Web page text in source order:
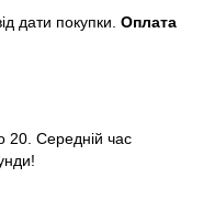
дати покупки. Оплата
20. Середній час